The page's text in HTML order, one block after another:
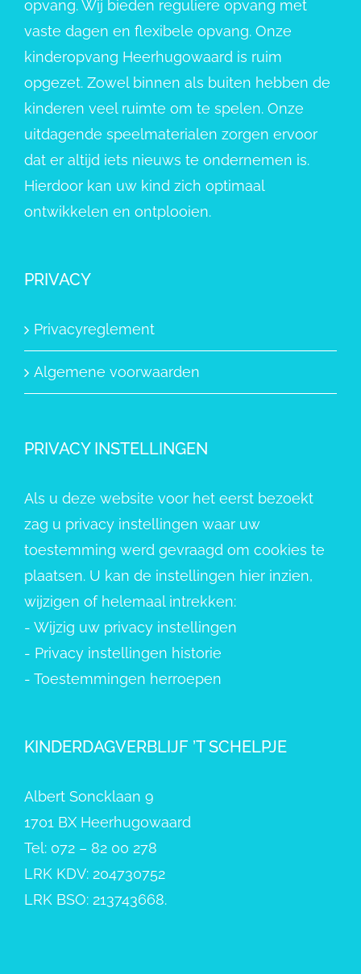
opvang. Wij bieden reguliere opvang met
vaste dagen en flexibele opvang. Onze
kinderopvang Heerhugowaard is ruim
opgezet. Zowel binnen als buiten hebben de
kinderen veel ruimte om te spelen. Onze
uitdagende speelmaterialen zorgen ervoor
dat er altijd iets nieuws te ondernemen is.
Hierdoor kan uw kind zich optimaal
ontwikkelen en ontplooien.
PRIVACY
Privacyreglement
Algemene voorwaarden
PRIVACY INSTELLINGEN
Als u deze website voor het eerst bezoekt
zag u privacy instellingen waar uw
toestemming werd gevraagd om cookies te
plaatsen. U kan de instellingen hier inzien,
wijzigen of helemaal intrekken:
- Wijzig uw privacy instellingen
- Privacy instellingen historie
- Toestemmingen herroepen
KINDERDAGVERBLIJF ’T SCHELPJE
Albert Soncklaan 9
1701 BX Heerhugowaard
Tel: 072 – 82 00 278
LRK KDV: 204730752
LRK BSO: 213743668.